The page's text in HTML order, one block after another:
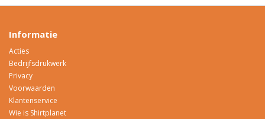
Informatie
Acties
Bedrijfsdrukwerk
Privacy
Voorwaarden
Klantenservice
Wie is Shirtplanet